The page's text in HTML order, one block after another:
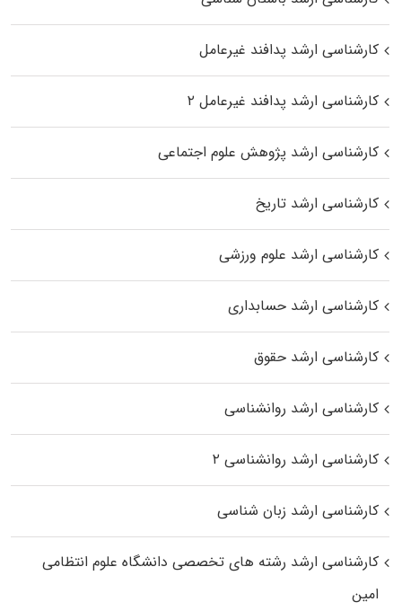
کارشناسی ارشد پدافند غیرعامل
کارشناسی ارشد پدافند غیرعامل ۲
کارشناسی ارشد پژوهش علوم اجتماعی
کارشناسی ارشد تاریخ
کارشناسی ارشد علوم ورزشی
کارشناسی ارشد حسابداری
کارشناسی ارشد حقوق
کارشناسی ارشد روانشناسی
کارشناسی ارشد روانشناسی ۲
کارشناسی ارشد زبان شناسی
کارشناسی ارشد رﺷﺘﻪ ﻫﺎی تخصصی داﻧﺸﮕﺎه ﻋﻠﻮم انتظامی
اﻣﻴﻦ